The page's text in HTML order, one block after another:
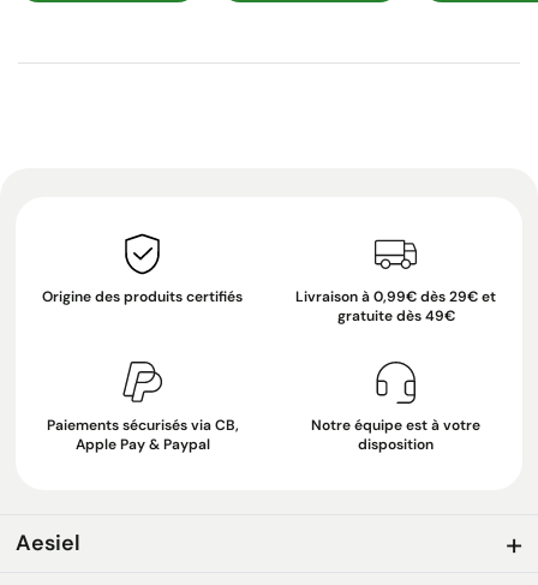
Origine des produits certifiés
Livraison à 0,99€ dès 29€ et
gratuite dès 49€
Paiements sécurisés via CB,
Apple Pay & Paypal
Notre équipe est à votre
disposition
Aesiel